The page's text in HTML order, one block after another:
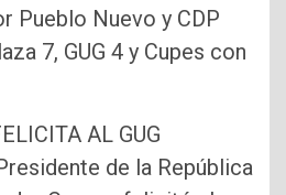
Pueblo Nuevo y CDP
7, GUG 4 y Cupes con
AL GUG
de la República